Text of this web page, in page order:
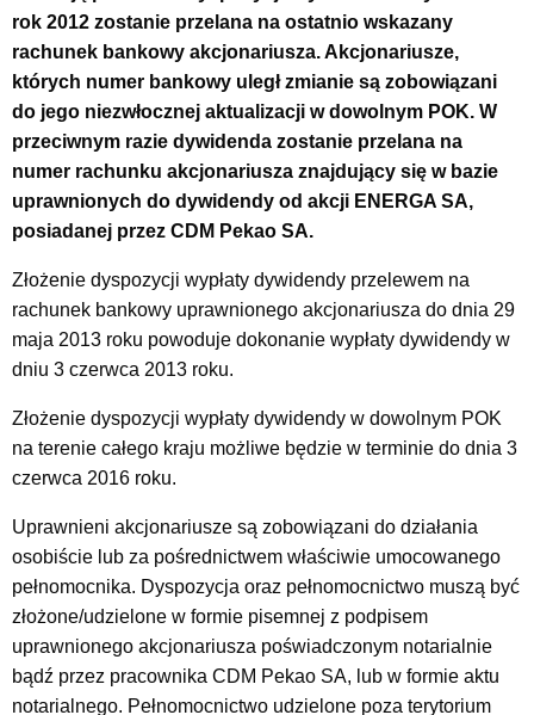
rok 2012 zostanie przelana na ostatnio wskazany
rachunek bankowy akcjonariusza. Akcjonariusze,
których numer bankowy uległ zmianie są zobowiązani
do jego niezwłocznej aktualizacji w dowolnym POK. W
przeciwnym razie dywidenda zostanie przelana na
numer rachunku akcjonariusza znajdujący się w bazie
uprawnionych do dywidendy od akcji ENERGA SA,
posiadanej przez CDM Pekao SA.
Złożenie dyspozycji wypłaty dywidendy przelewem na
rachunek bankowy uprawnionego akcjonariusza do dnia 29
maja 2013 roku powoduje dokonanie wypłaty dywidendy w
dniu 3 czerwca 2013 roku.
Złożenie dyspozycji wypłaty dywidendy w dowolnym POK
na terenie całego kraju możliwe będzie w terminie do dnia 3
czerwca 2016 roku.
Uprawnieni akcjonariusze są zobowiązani do działania
osobiście lub za pośrednictwem właściwie umocowanego
pełnomocnika. Dyspozycja oraz pełnomocnictwo muszą być
złożone/udzielone w formie pisemnej z podpisem
uprawnionego akcjonariusza poświadczonym notarialnie
bądź przez pracownika CDM Pekao SA, lub w formie aktu
notarialnego. Pełnomocnictwo udzielone poza terytorium